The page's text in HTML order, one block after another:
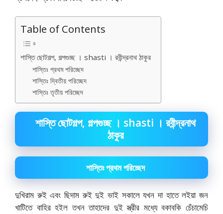
Table of Contents
শাস্তি ছোটগল্প, গল্পগুচ্ছ । shasti । রবীন্দ্রনাথ ঠাকুর
শাস্তিঃ প্রথম পরিচ্ছেদ
শাস্তিঃ দ্বিতীয় পরিচ্ছেদ
শাস্তিঃ তৃতীয় পরিচ্ছেদ
শাস্তি ছোটগল্প, গল্পগুচ্ছ । shasti । রবীন্দ্রনাথ
ঠাকুর
শাস্তিঃ প্রথম পরিচ্ছেদ
দুখিরাম রুই এবং ছিদাম রুই দুই ভাই সকালে যখন দা হাতে লইয়া জন
খাটিতে বাহির হইল তখন তাহাদের দুই স্ত্রীর মধ্যে বকাবকি চেঁচামেচি